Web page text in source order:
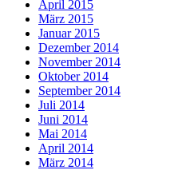
April 2015
März 2015
Januar 2015
Dezember 2014
November 2014
Oktober 2014
September 2014
Juli 2014
Juni 2014
Mai 2014
April 2014
März 2014